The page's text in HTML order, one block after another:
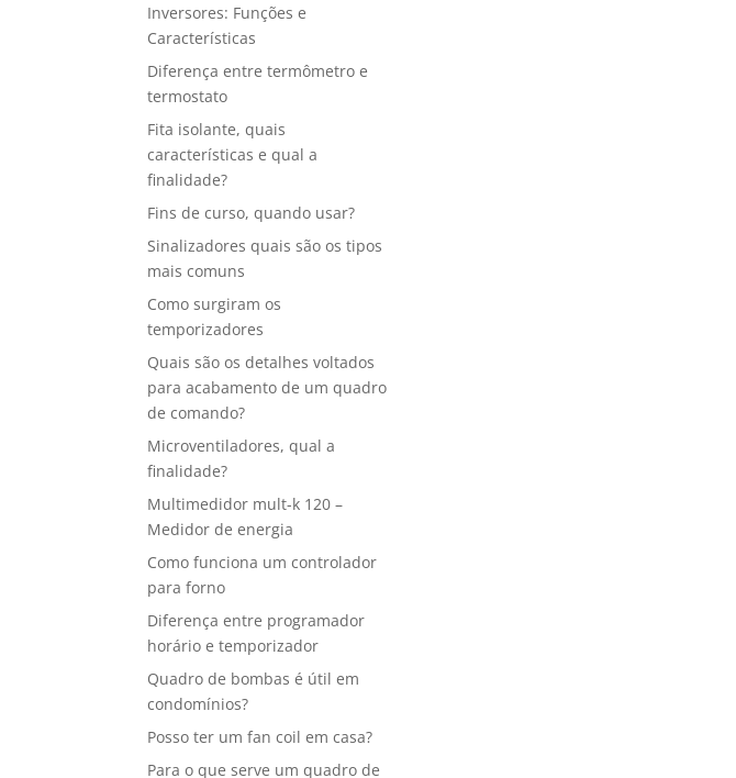
Inversores: Funções e
Características
Diferença entre termômetro e
termostato
Fita isolante, quais
características e qual a
finalidade?
Fins de curso, quando usar?
Sinalizadores quais são os tipos
mais comuns
Como surgiram os
temporizadores
Quais são os detalhes voltados
para acabamento de um quadro
de comando?
Microventiladores, qual a
finalidade?
Multimedidor mult-k 120 –
Medidor de energia
Como funciona um controlador
para forno
Diferença entre programador
horário e temporizador
Quadro de bombas é útil em
condomínios?
Posso ter um fan coil em casa?
Para o que serve um quadro de